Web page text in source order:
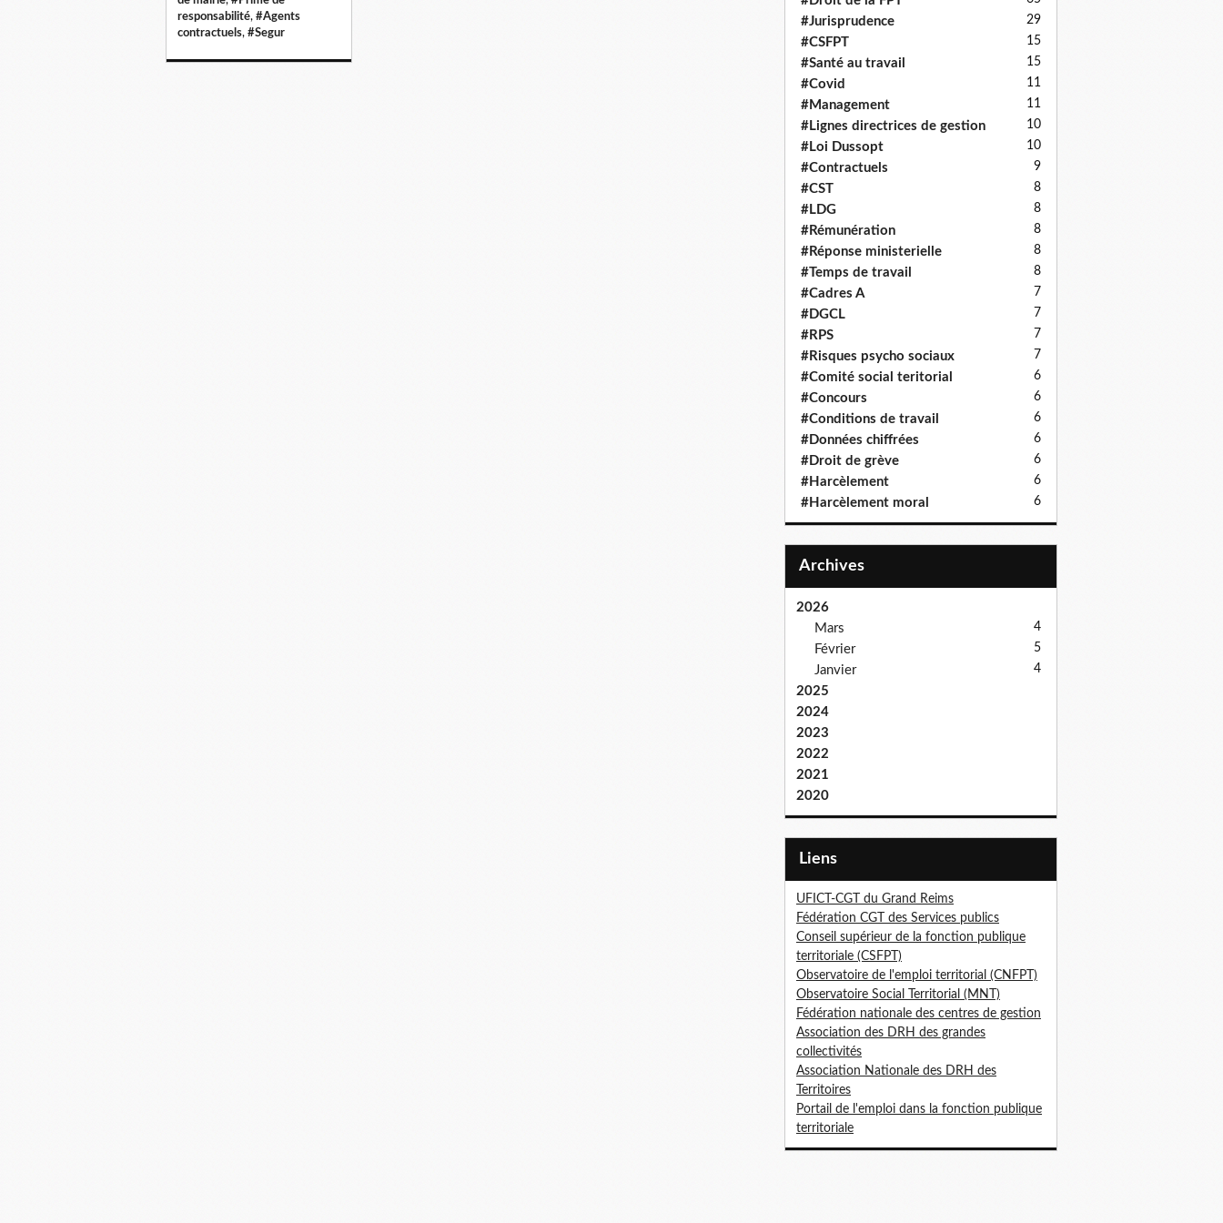
responsabilité, #Agents
contractuels, #Segur
#Jurisprudence 29
#CSFPT 15
#Santé au travail 15
#Covid 11
#Management 11
#Lignes directrices de gestion 10
#Loi Dussopt 10
#Contractuels 9
#CST 8
#LDG 8
#Rémunération 8
#Réponse ministerielle 8
#Temps de travail 8
#Cadres A 7
#DGCL 7
#RPS 7
#Risques psycho sociaux 7
#Comité social teritorial 6
#Concours 6
#Conditions de travail 6
#Données chiffrées 6
#Droit de grève 6
#Harcèlement 6
#Harcèlement moral 6
Archives
2026
Mars
4
Février 5
Janvier 4
2025
2024
2023
2022
2021
2020
Liens
UFICT-CGT du Grand Reims
Fédération CGT des Services publics
Conseil supérieur de la fonction publique
territoriale (CSFPT)
Observatoire de l'emploi territorial (CNFPT)
Observatoire Social Territorial (MNT)
Fédération nationale des centres de gestion
Association des DRH des grandes
collectivités
Association Nationale des DRH des
Territoires
Portail de l'emploi dans la fonction publique
territoriale